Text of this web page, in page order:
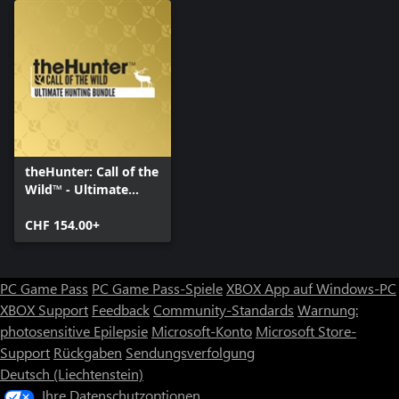
theHunter: Call of the
Wild™ - Ultimate
CHF 154.00+
PC Game Pass PC Game Pass-SpieleXBOX App auf Windows-PC
XBOX Support FeedbackCommunity-Standards Warnung:
photosensitive Epilepsie Microsoft-Konto Microsoft Store-
Support Rückgaben Sendungsverfolgung
Deutsch (Liechtenstein)
Ihre Datenschutzoptionen